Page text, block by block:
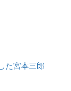
た宮本三郎